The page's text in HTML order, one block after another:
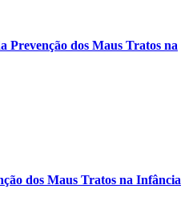
Prevenção dos Maus Tratos na
dos Maus Tratos na Infância